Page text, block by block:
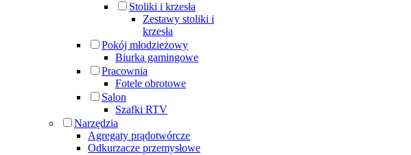
Stoliki i krzesła
Zestawy stoliki i
krzesła
Pokój młodzieżowy
Biurka gamingowe
Pracownia
Fotele obrotowe
Salon
Szafki RTV
Narzędzia
Agregaty prądotwórcze
Odkurzacze przemysłowe